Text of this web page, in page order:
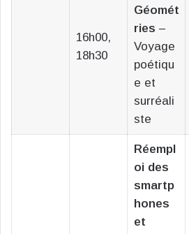
16h00,
18h30
Géomét
ries –
Voyage
poétiqu
e et
surréali
ste
Réempl
oi des
smartp
hones
et